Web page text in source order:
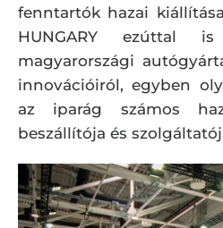
fenntartók hazai
HUNGARY ezúttal
magyarországi
innovációiról, egyben
az iparág számos
beszállítója és